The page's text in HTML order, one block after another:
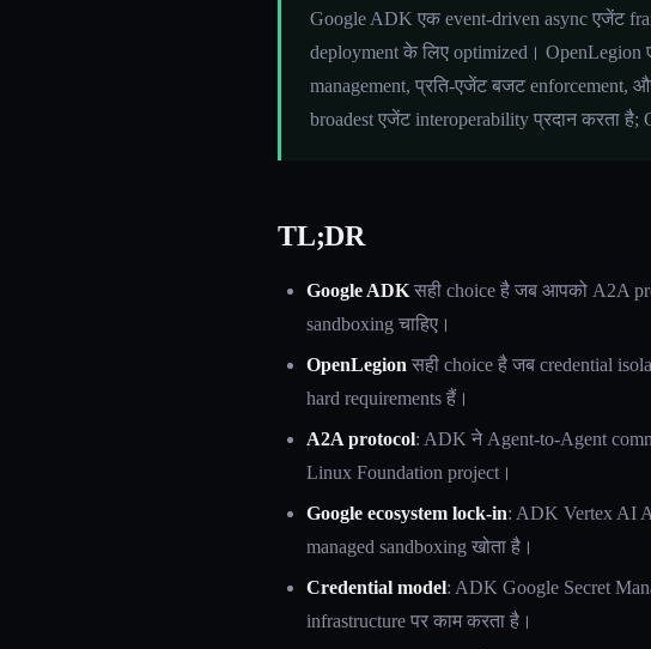
Google ADK एक event-driven async एजेंट
deployment के लिए optimized। OpenLegion
management, प्रति-एजेंट बजट
broadest एजेंट interoperability प्रदान करता
TL;DR
Google ADK सही choice है जब आपको A2A
sandboxing चाहिए।
OpenLegion सही choice है जब credential
hard requirements हैं।
A2A protocol: ADK ने Agent-to-Agent
Linux Foundation project।
Google ecosystem lock-in: ADK Vertex AI
managed sandboxing खोता है।
Credential model: ADK Google Secret
infrastructure पर काम करता है।